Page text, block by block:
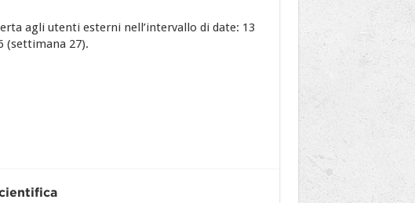
agli utenti esterni nell’intervallo di date: 13
(settimana 27).